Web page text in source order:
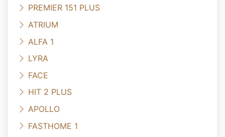
PREMIER 151 PLUS
ATRIUM
ALFA 1
LYRA
FACE
HIT 2 PLUS
APOLLO
FASTHOME 1